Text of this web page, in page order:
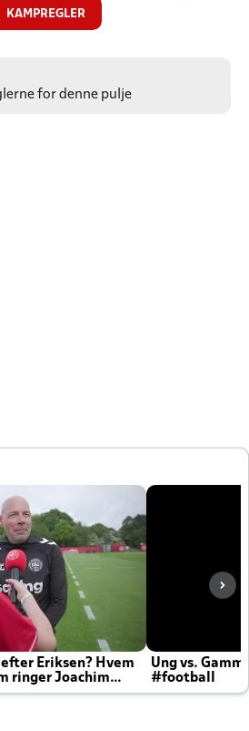
KAMPREGLER
for denne pulje
Eriksen? Hvem
ringer Joachim
Ung vs.
#football